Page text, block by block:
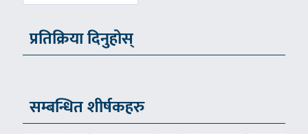
प्रतिक्रिया दिनुहोस्
सम्बन्धित शीर्षकहरु